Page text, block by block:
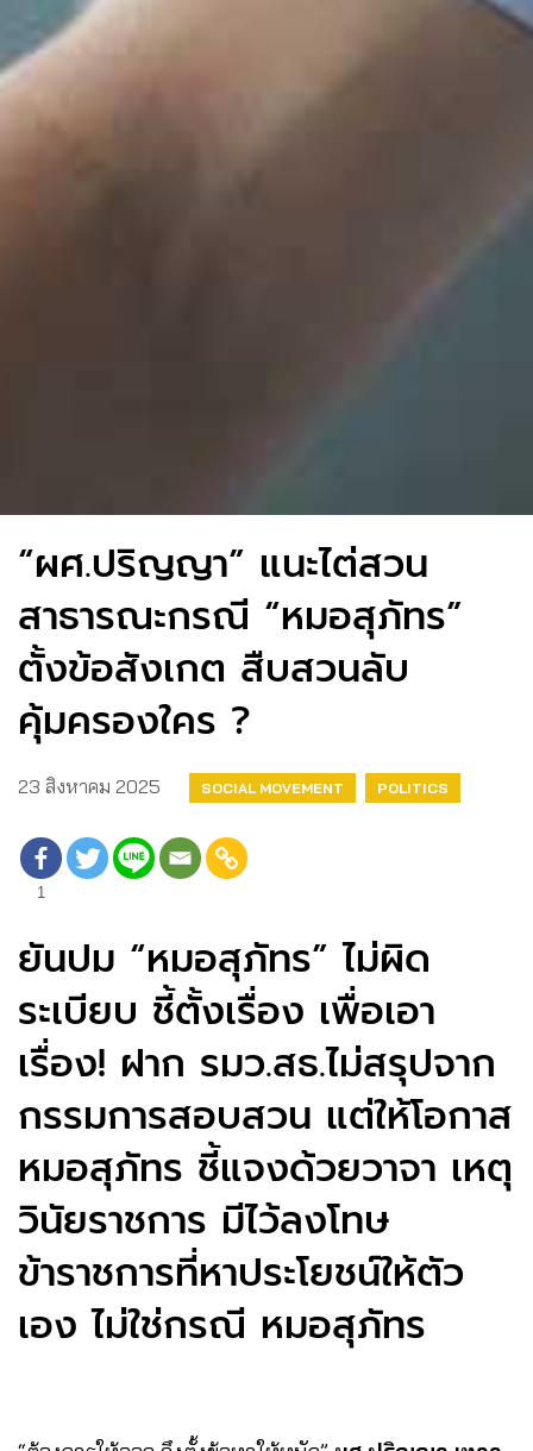
“ผศ.ปริญญา” แนะไต่สวน
สาธารณะกรณี “หมอสุภัทร”
ตั้งข้อสังเกต สืบสวนลับ
คุ้มครองใคร ?
23 สิงหาคม 2025 SOCIAL MOVEMENT POLITICS
1
ยันปม “หมอสุภัทร” ไม่ผิด
ระเบียบ ชี้ตั้งเรื่อง เพื่อเอา
เรื่อง! ฝาก รมว.สธ.ไม่สรุปจาก
กรรมการสอบสวน แต่ให้โอกาส
หมอสุภัทร ชี้แจงด้วยวาจา เหตุ
วินัยราชการ มีไว้ลงโทษ
ข้าราชการที่หาประโยชน์ให้ตัว
เอง ไม่ใช่กรณี หมอสุภัทร